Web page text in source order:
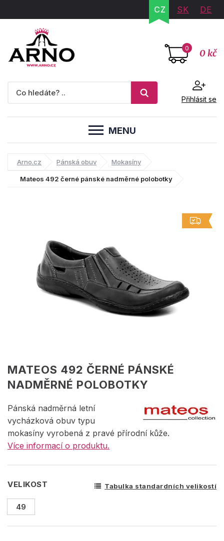
CZ SK DE
0 0 kč
Přihlásit se
MENU
Arno.cz Pánská obuv Mokasíny
Mateos 492 černé pánské nadměrné polobotky
MATEOS 492 ČERNÉ PÁNSKÉ
NADMĚRNÉ POLOBOTKY
Pánská nadměrná letní
vycházková obuv typu
mokasíny vyrobená z pravé přírodní kůže.
Více informací o produktu.
VELIKOST Tabulka standardních velikostí
49